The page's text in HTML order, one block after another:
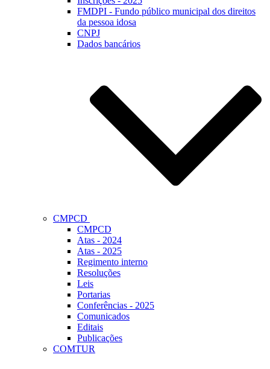
FMDPI - Fundo público municipal dos direitos
da pessoa idosa
CNPJ
Dados bancários
CMPCD
CMPCD
Atas - 2024
Atas - 2025
Regimento interno
Resoluções
Leis
Portarias
Conferências - 2025
Comunicados
Editais
Publicações
COMTUR